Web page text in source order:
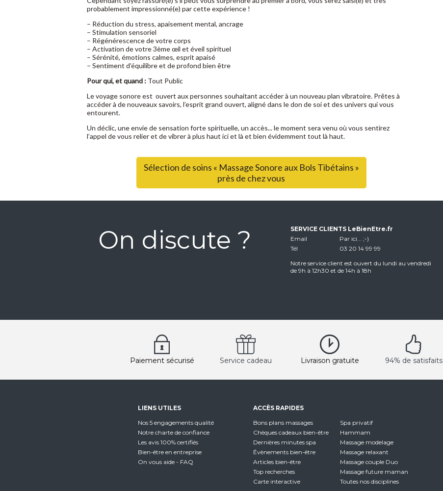
probablement impressionné(e) par cette expérience !
– Réduction du stress, apaisement mental, ancrage
– Stimulation sensoriel
– Régénérescence de votre corps
– Activation de votre 3ème œil et éveil spirituel
– Sérénité, émotions calmes, esprit apaisé
– Sentiment d’équilibre et de profond bien être
Pour qui, et quand : Tout Public
Le voyage sonore est ouvert aux personnes souhaitant accéder à un nouveau plan vibratoire. Prêtes à
accéder à de nouveaux savoirs, l’esprit grand ouvert, aligné dans le don de soi et des univers qui vous
entourent.
Un déclic, une envie de sensation forte spirituelle, un accès... le moment sera venu où vous sentirez
l’appel de vous relier et de vibrer à plus haut ici et là et bien évidemment tout là haut.
Sélection de soins « Massage Sonore aux Bols Tibétains »
près de chez vous
On discute ?
SERVICE CLIENTS LeBienEtre.fr
Email
Par ici... ;-)
Tél
03 20 14 99 99
Notre service client est ouvert du lundi au vendredi
de 9h à 12h30 et de 14h à 18h
Paiement sécurisé Service cadeau Livraison gratuite 94% de satisfaits
LIENS UTILES
Nos 5 engagements qualité
Notre charte de confiance
Les avis 100% certifiés
Bien-être en entreprise
On vous aide - FAQ
ACCÈS RAPIDES
Bons plans massages
Chèques cadeaux bien-être
Dernières minutes spa
Évènements bien-être
Articles bien-être
Top recherches
Carte interactive
Spa privatif
Hammam
Massage modelage
Massage relaxant
Massage couple Duo
Massage future maman
Toutes nos disciplines